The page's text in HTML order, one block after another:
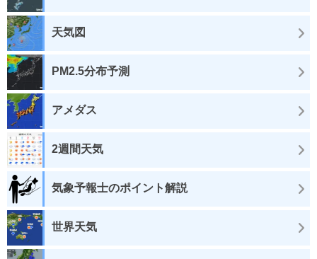
天気図
PM2.5分布予測
アメダス
2週間天気
気象予報士のポイント解説
世界天気